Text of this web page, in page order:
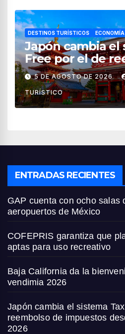
DESTINOS TURÍSTICOS
Japón cambia el
Free por el de
impuestos
de 2026
5 DE AGOSTO DE 2026
TURÍSTICO
ENTRADAS RECIENTES
GAP cuenta con ocho salas
aeropuertos de México
COFEPRIS garantiza que
aptas para uso recreativo
Baja California da la
vendimia 2026
Japón cambia el sistema
reembolso de impuestos
2026